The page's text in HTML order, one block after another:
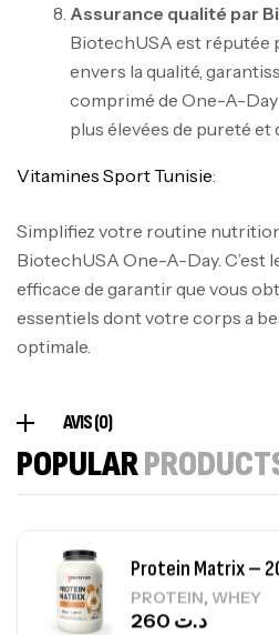
Assurance qualité par
BiotechUSA est réputée
envers la qualité,
comprimé de One-A-
plus élevées de pureté et
Vitamines Sport Tunisie:
Simplifiez votre routine
BiotechUSA One-A-Day. C’est
efficace de garantir que vous
essentiels dont votre corps a
optimale.
AVIS (0)
POPULAR
Biotech USA
CREATINE
100% Pure Whey –
Autres
د.ت269
Omega 3 – 100
Autres
د.ت84
CREATINE
Protein Matrix –
PROTEIN, WHEY
د.ت